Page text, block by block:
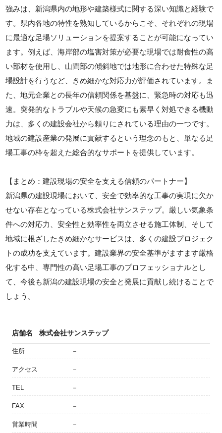
強みは、新潟県内の地形や建築様式に関する深い知識と経験で
す。県内各地の特性を熟知しているからこそ、それぞれの現場
に最適な足場ソリューションを提案することが可能になってい
ます。例えば、海岸部の塩害対策が必要な現場では耐食性の高
い部材を使用し、山間部の傾斜地では地形に合わせた特殊な足
場設計を行うなど、きめ細かな対応力が評価されています。ま
た、地元企業との長年の信頼関係を基盤に、緊急時の対応も迅
速。突発的なトラブルや天候の急変にも素早く対処できる機動
力は、多くの建設会社から頼りにされている理由の一つです。
地域の建設産業の発展に貢献するという理念のもと、単なる足
場工事の枠を超えた総合的なサポートを提供しています。
【まとめ：建設現場の安全を支える信頼のパートナー】
新潟県の建設現場において、安全で効率的な工事の実現に欠か
せない存在となっている株式会社サンステップ。厳しい気象条
件への対応力、安全性と効率性を両立させる施工体制、そして
地域に根ざしたきめ細かなサービスは、多くの建設プロジェク
トの成功を支えています。建設業界の安全基準がますます厳格
化する中、専門性の高い足場工事のプロフェッショナルとし
て、今後も新潟の建設現場の安全と発展に貢献し続けることで
しょう。
店舗名 株式会社サンステップ
住所 －
アクセス －
TEL －
FAX －
営業時間 －